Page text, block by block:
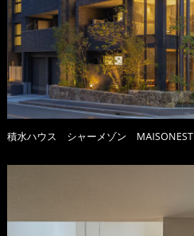
積水ハウス シャーメゾン MAISONEST